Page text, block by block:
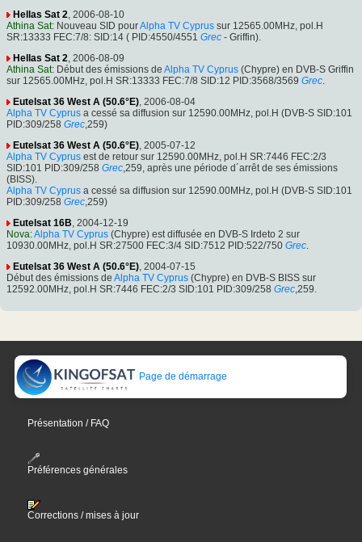
Hellas Sat 2, 2006-08-10
Athina Sat: Nouveau SID pourAlpha TV Cyprus sur 12565.00MHz, pol.H
SR:13333 FEC:7/8: SID:14 ( PID:4550/4551 Grec - Griffin).
Hellas Sat 2, 2006-08-09
Athina Sat: Début des émissions de Alpha TV Cyprus (Chypre) en DVB-S Griffin
sur 12565.00MHz, pol.H SR:13333 FEC:7/8 SID:12 PID:3568/3569 Grec.
Eutelsat 36 West A (50.6°E), 2006-08-04
Alpha TV Cyprus a cessé sa diffusion sur 12590.00MHz, pol.H (DVB-S SID:101
PID:309/258 Grec,259)
Eutelsat 36 West A (50.6°E), 2005-07-12
Alpha TV Cyprus est de retour sur 12590.00MHz, pol.H SR:7446 FEC:2/3
SID:101 PID:309/258 Grec,259, après une période d´arrêt de ses émissions
(BISS).
Alpha TV Cyprus a cessé sa diffusion sur 12590.00MHz, pol.H (DVB-S SID:101
PID:309/258 Grec,259)
Eutelsat 16B, 2004-12-19
Nova:Alpha TV Cyprus (Chypre) est diffusée en DVB-S Irdeto 2 sur
10930.00MHz, pol.H SR:27500 FEC:3/4 SID:7512 PID:522/750 Grec.
Eutelsat 36 West A (50.6°E), 2004-07-15
Début des émissions de Alpha TV Cyprus (Chypre) en DVB-S BISS sur
12592.00MHz, pol.H SR:7446 FEC:2/3 SID:101 PID:309/258 Grec,259.
Page de démarrage
Présentation / FAQ
Préférences générales
Corrections / mises à jour